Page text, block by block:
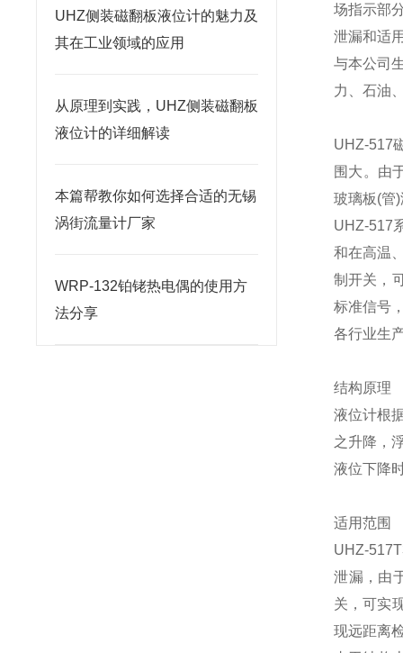
UHZ侧装磁翻板液位计的魅力及
其在工业领域的应用
从原理到实践，UHZ侧装磁翻板
液位计的详细解读
本篇帮教你如何选择合适的无锡
涡街流量计厂家
WRP-132铂铑热电偶的使用方
法分享
场指示部
泄漏和适
与本公司
力、石油
UHZ-517
围大。由
玻璃板(管
UHZ-517
和在高温
制开关，
标准信号
各行业生
结构原理
液位计根
之升降，
液位下降
适用范围
UHZ-
泄漏，由
关，可实
现远距离